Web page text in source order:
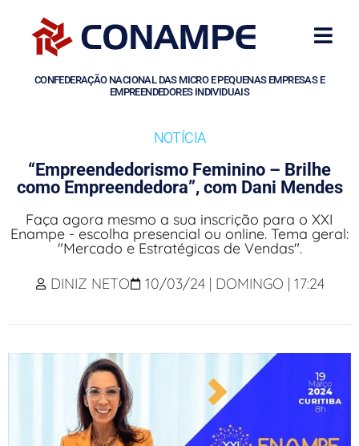
CONFEDERAÇÃO NACIONAL DAS MICRO E PEQUENAS EMPRESAS E
EMPREENDEDORES INDIVIDUAIS
NOTÍCIA
“Empreendedorismo Feminino – Brilhe
como Empreendedora”, com Dani Mendes
Faça agora mesmo a sua inscrição para o XXI
Enampe - escolha presencial ou online. Tema geral:
"Mercado e Estratégicas de Vendas".
DINIZ NETO
10/03/24 | DOMINGO | 17:24